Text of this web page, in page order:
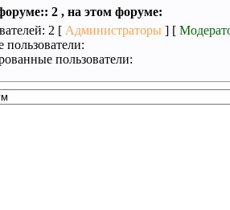
2 , на этом форуме:
2 [ Администраторы ] [
пользователи: